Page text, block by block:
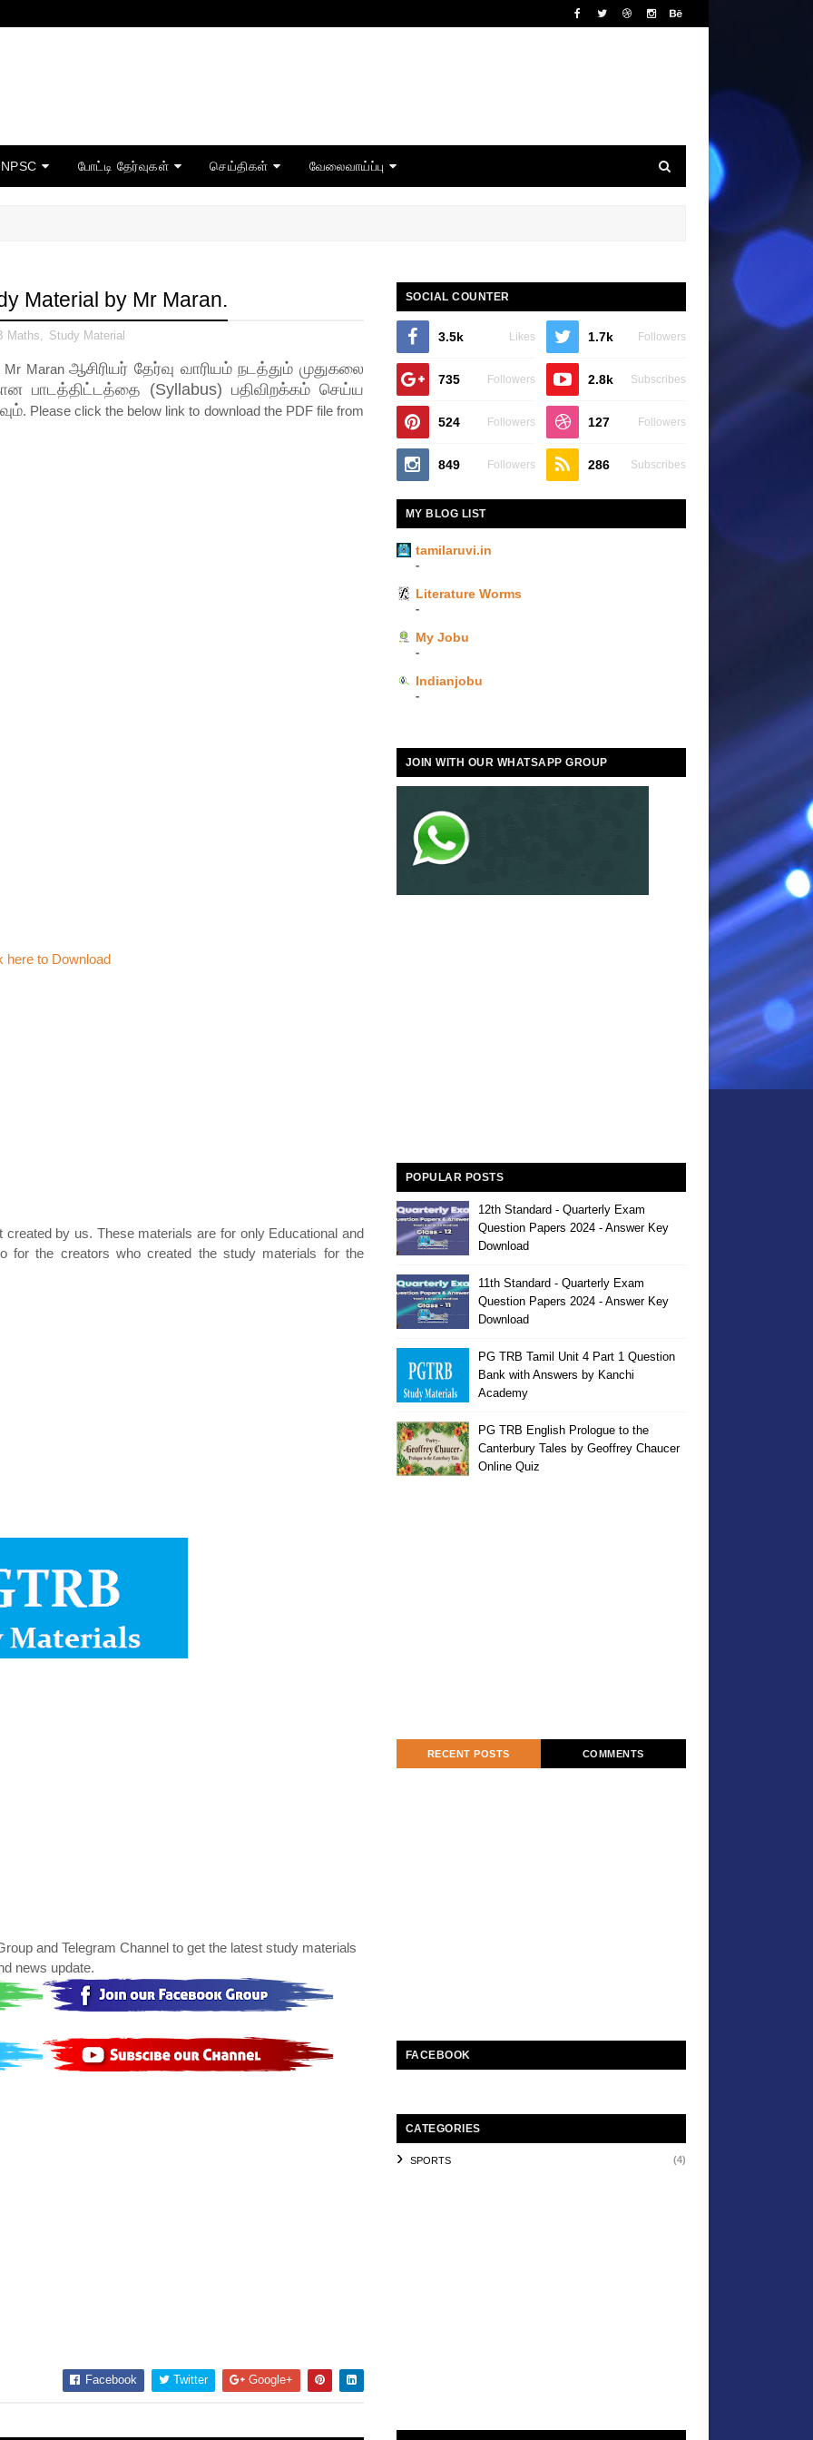
போட்டி தேர்வுகள் செய்திகள் வேலைவாய்ப்பு
Material by Mr Maran.
Maths, Study Material
Mr Maranஆசிரியர் தேர்வு வாரியம் நடத்தும் முதுகலை
பாடத்திட்டத்தை (Syllabus) பதிவிறக்கம் செய்ய
. Please click the below link to download the PDF file from
here to Download
by us. These materials are for only Educational and
for the creators who created the study materials for the
and Telegram Channel to get the latest study materials
news update.
Facebook Twitter Google+
SOCIAL COUNTER
3.5k Likes 1.7k Followers
735 Followers 2.8k Subscribes
524 Followers 127 Followers
849 Followers 286 Subscribes
MY BLOG LIST
tamilaruvi.in
-
Literature Worms
-
My Jobu
-
Indianjobu
-
JOIN WITH OUR WHATSAPP GROUP
POPULAR POSTS
12th Standard - Quarterly Exam
Question Papers 2024 - Answer Key
Download
11th Standard - Quarterly Exam
Question Papers 2024 - Answer Key
Download
PG TRB Tamil Unit 4 Part 1 Question
Bank with Answers by Kanchi
Academy
PG TRB English Prologue to the
Canterbury Tales by Geoffrey Chaucer
Online Quiz
RECENT POSTS COMMENTS
FACEBOOK
CATEGORIES
SPORTS (4)